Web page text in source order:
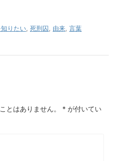
りたい 死刑囚 由来 言葉
とはありません。 * が付いてい